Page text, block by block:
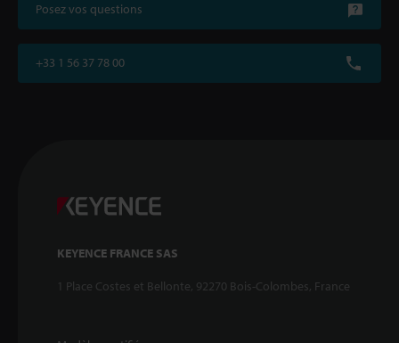
Posez vos questions
+33 1 56 37 78 00
KEYENCE FRANCE SAS
1 Place Costes et Bellonte, 92270 Bois-Colombes, France